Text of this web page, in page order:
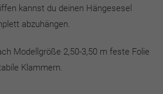
kannst du deinen Hängesesel
abzuhängen.
Modellgröße 2,50-3,50 m feste Folie
Klammern.